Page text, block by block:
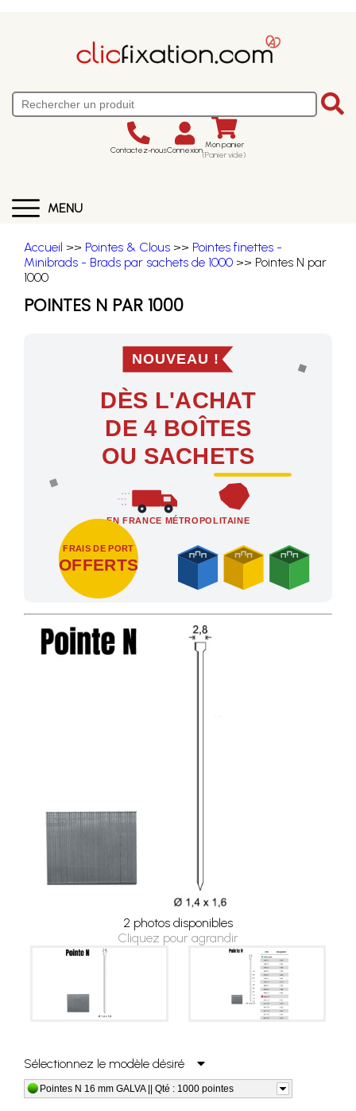
Contactez-nousConnexion Mon panier
(Panier vide)
MENU
Accueil >> Pointes & Clous >> Pointes finettes -
Minibrads - Brads par sachets de 1000 >> Pointes N par
1000
POINTES N PAR 1000
NOUVEAU !
DÈS L'ACHAT
DE 4 BOÎTES
OU SACHETS
EN FRANCE MÉTROPOLITAINE
FRAIS DE PORT
OFFERTS
Profitez des Frais de port offerts en France métropolitaine
2 photos disponibles
Cliquez pour agrandir
Sélectionnez le modèle désiré
Pointes N 16 mm GALVA || Qté : 1000 pointes